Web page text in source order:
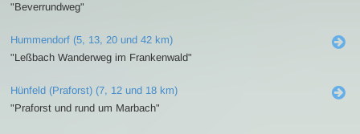
"Beverrundweg"
Hummendorf (5, 13, 20 und 42 km)
"Leßbach Wanderweg im Frankenwald"
Hünfeld (Praforst) (7, 12 und 18 km)
"Praforst und rund um Marbach"